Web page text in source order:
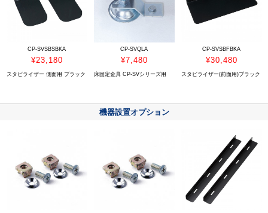
CP-SVSBSBKA
¥23,180
スタビライザー 側面用 ブラック
CP-SVQLA
¥7,480
床固定金具 CP-SVシリーズ用
CP-SVSBFBKA
¥30,480
スタビライザー(前面用)ブラック
機器設置オプション